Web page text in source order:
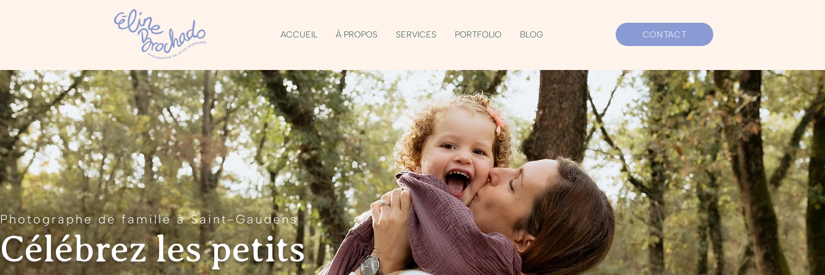
ACCUEIL À PROPOS SERVICES PORTFOLIO BLOG CONTACT
Photographe de famille à Saint-Gaudens
Célébrez les petits